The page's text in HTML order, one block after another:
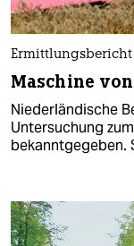
Ermittlungsbericht
Maschine
Niederländische
Untersuchung
bekanntgegeben.